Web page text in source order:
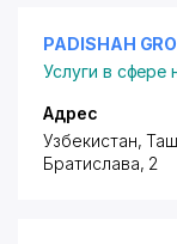
PADISHAH
Услуги в
Адрес
Узбекистан,
Братислава, 2